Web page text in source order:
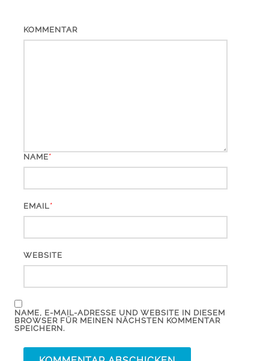
KOMMENTAR
NAME*
EMAIL*
WEBSITE
NAME, E-MAIL-ADRESSE UND WEBSITE IN DIESEM
BROWSER FÜR MEINEN NÄCHSTEN KOMMENTAR
SPEICHERN.